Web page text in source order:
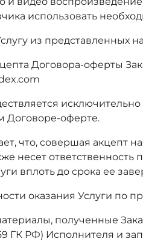
использовать
из представленных
Договора-оферты
Договоре-оферте.
что, совершая
несет
вплоть до срока ее
оказания Услуги по
полученные
ГК РФ) Исполнителя и